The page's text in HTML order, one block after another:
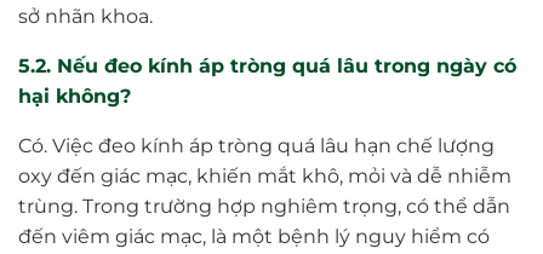
sở nhãn khoa.
5.2. Nếu đeo kính áp tròng quá lâu trong ngày có
hại không?
Có. Việc đeo kính áp tròng quá lâu hạn chế lượng
oxy đến giác mạc, khiến mắt khô, mỏi và dễ nhiễm
trùng. Trong trường hợp nghiêm trọng, có thể dẫn
đến viêm giác mạc, là một bệnh lý nguy hiểm có